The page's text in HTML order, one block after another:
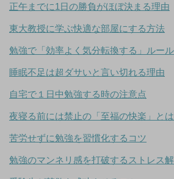
正午までに1日の勝負がほぼ決まる理由
東大教授に学ぶ快適な部屋にする方法
勉強で「効率よく気分転換する」ルール
睡眠不足は超ダサいと言い切れる理由
自宅で１日中勉強する時の注意点
夜寝る前には禁止の「至福の快楽」とは
苦労せずに勉強を習慣化するコツ
勉強のマンネリ感を打破するストレス